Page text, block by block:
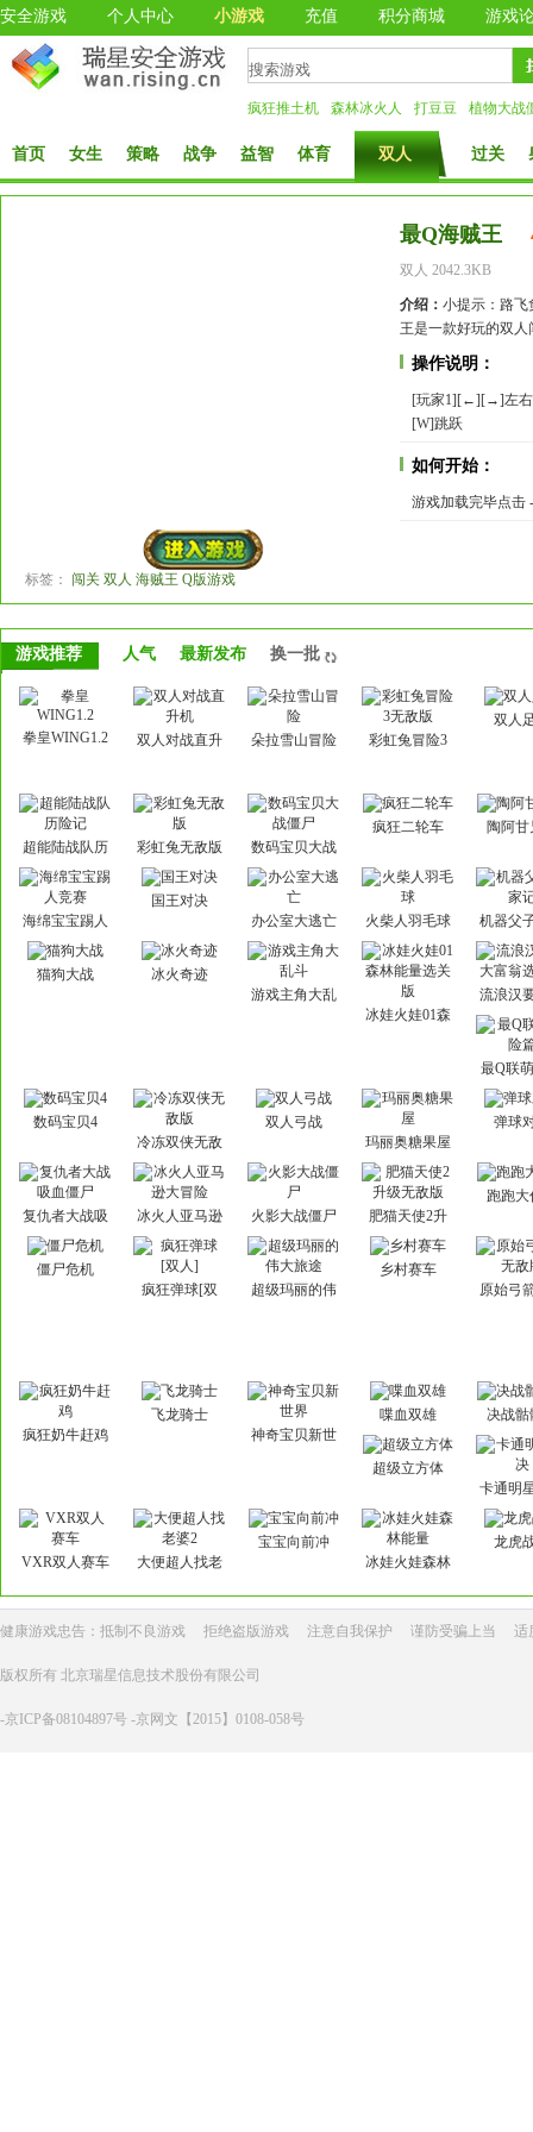
安全游戏 个人中心 小游戏 充值 积分商城 游戏
疯狂推土机 森林冰火人 打豆豆 植物大战
首页 女生 策略 战争 益智 体育 双人 过关
最Q海贼王
双人 2042.3KB
介绍： 小提示：路飞
王是一款好玩的双
操作说明：
[玩家1][←][→]左右
[W]跳跃
如何开始：
游戏加载完毕点击
标签： 闯关 双人 海贼王 Q版游戏
游戏推荐 人气 最新发布 换一批
拳皇WING1.2
双人对战直升
朵拉雪山冒险
彩虹兔冒险3
双人
超能陆战队历
彩虹兔无敌版
数码宝贝大战
疯狂二轮车 陶阿甘
海绵宝宝踢人
国王对决
办公室大逃亡
火柴人羽毛球
机器父
猫狗大战
冰火奇迹
游戏主角大乱
冰娃火娃01森
流浪汉
最Q联
数码宝贝4
冷冻双侠无敌
双人弓战
玛丽奥糖果屋
弹球
复仇者大战吸
冰火人亚马逊
火影大战僵尸
肥猫天使2升
跑跑大
僵尸危机
疯狂弹球[双
超级玛丽的伟
乡村赛车
原始弓
疯狂奶牛赶鸡
飞龙骑士
神奇宝贝新世
喋血双雄 决战骷
超级立方体
卡通明
VXR双人赛车
大便超人找老
宝宝向前冲
冰娃火娃森林
龙虎
健康游戏忠告：抵制不良游戏 拒绝盗版游戏 注意自我保护 谨防受骗上当 适
版权所有 北京瑞星信息技术股份有限公司
-京ICP备08104897号 -京网文【2015】0108-058号